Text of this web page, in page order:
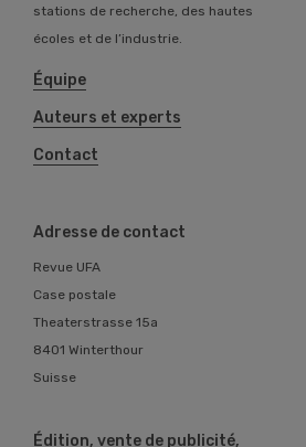
stations de recherche, des hautes
écoles et de l’industrie.
Équipe
Auteurs et experts
Contact
Adresse de contact
Revue UFA
Case postale
Theaterstrasse 15a
8401 Winterthour
Suisse
Édition, vente de publicité,